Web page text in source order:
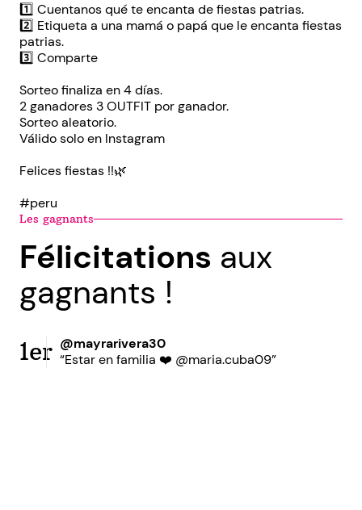
1️⃣ Cuentanos qué te encanta de fiestas patrias.
2️⃣ Etiqueta a una mamá o papá que le encanta fiestas
patrias.
3️⃣ Comparte
Sorteo finaliza en 4 días.
2 ganadores 3 OUTFIT por ganador.
Sorteo aleatorio.
Válido solo en Instagram
Felices fiestas !!🌿
#peru
Les gagnants
Félicitations aux
gagnants !
1er @mayrarivera30
“Estar en familia ❤️ @maria.cuba09”